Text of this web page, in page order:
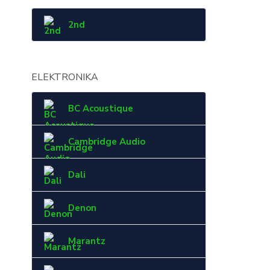
2nd
ELEKTRONIKA
BC Acoustique
Cambridge Audio
Dali
Denon
Marantz